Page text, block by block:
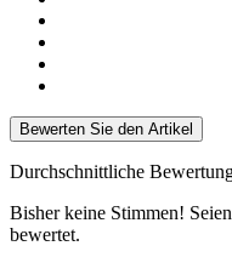
Bewerten Sie den Artikel
Durchschnittliche
Bisher keine Stimmen!
bewertet.